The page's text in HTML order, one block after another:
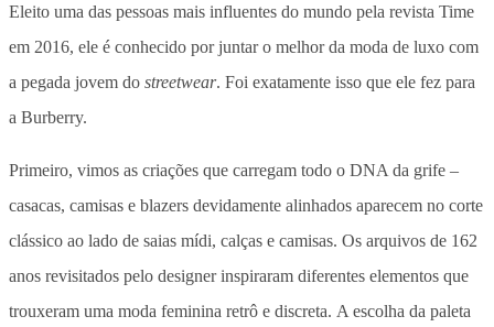
Eleito uma das pessoas mais influentes do mundo pela revista Time
em 2016, ele é conhecido por juntar o melhor da moda de luxo com
a pegada jovem do streetwear. Foi exatamente isso que ele fez para
a Burberry.
Primeiro, vimos as criações que carregam todo o DNA da grife –
casacas, camisas e blazers devidamente alinhados aparecem no corte
clássico ao lado de saias mídi, calças e camisas. Os arquivos de 162
anos revisitados pelo designer inspiraram diferentes elementos que
trouxeram uma moda feminina retrô e discreta. A escolha da paleta